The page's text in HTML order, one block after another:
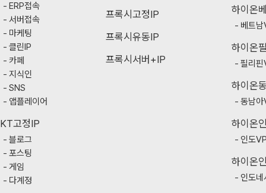
ERP접속
서버접속
마케팅
클린IP
카페
지식인
SNS
앱플레이어
KT고정IP
블로그
포스팅
게임
다계정
프록시고정IP
프록시유동IP
프록시서버+IP
하이온
베트
하이온
필리
하이온
동남
하이온
인도
하이온
인도